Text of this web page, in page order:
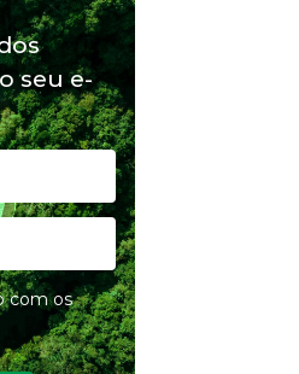
do seu
seu e-
com os